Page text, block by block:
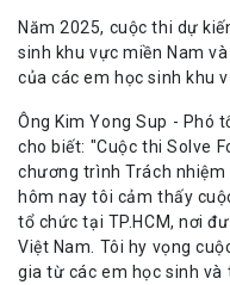
Năm 2025, cuộc thi dự
sinh khu vực miền Nam
của các em học sinh khu
Ông Kim Yong Sup - Phó
cho biết: "Cuộc thi Solve
chương trình Trách
hôm nay tôi cảm thấy
tổ chức tại TP.HCM, nơi
Việt Nam. Tôi hy vọng
gia từ các em học sinh và